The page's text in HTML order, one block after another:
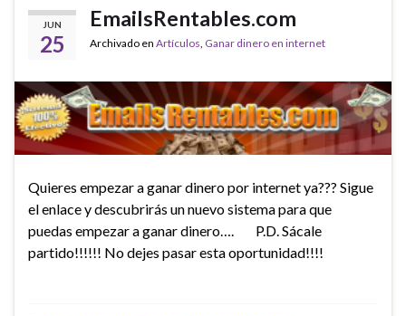
JUN
25
EmailsRentables.com
Archivado en Artículos Ganar dinero en internet
Quieres empezar a ganar dinero por internet ya??? Sigue
el enlace y descubrirás un nuevo sistema para que
puedas empezar a ganar dinero…. P.D. Sácale
partido!!!!!! No dejes pasar esta oportunidad!!!!